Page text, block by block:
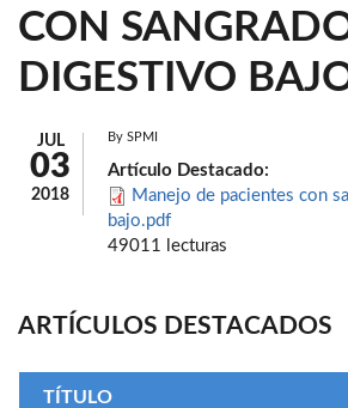
CON
DIGESTIVO
JUL
03
2018
By SPMI
Artículo Destacado:
Manejo de pacientes con
bajo.pdf
49011 lecturas
ARTÍCULOS DESTACADOS
TÍTULO